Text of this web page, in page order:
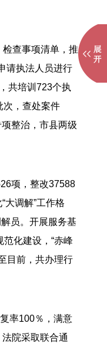
查事项清单，推
请执法人员进行
共培训723个执
次，查处案件
整治，市县两级
项，整改37588
调解”工作格
员。开展服务基
化建设，“赤峰
目前，共办理行
率100％，满意
院采取联合通